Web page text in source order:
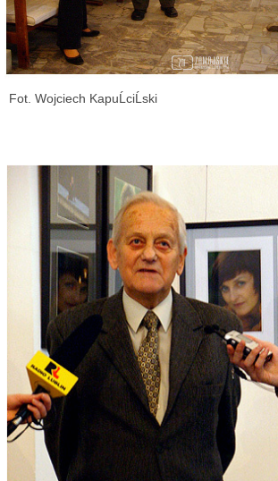
Fot. Wojciech KapuĹciĹski